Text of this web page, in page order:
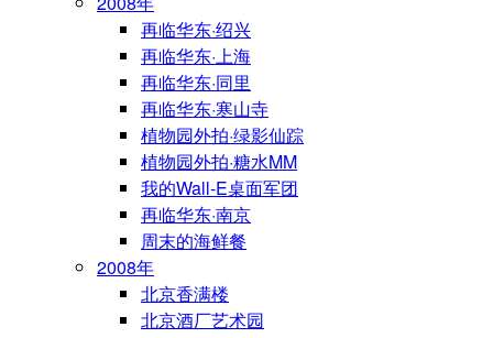
再临华东·绍兴
再临华东·上海
再临华东·同里
再临华东·寒山寺
植物园外拍·绿影仙踪
植物园外拍·糖水MM
我的Wall-E桌面军团
再临华东·南京
周末的海鲜餐
2008年
北京香满楼
北京酒厂艺术园